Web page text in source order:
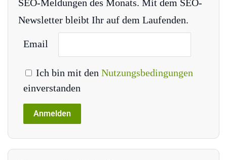
SEO-Meldungen des Monats. Mit dem SEO-
Newsletter bleibt Ihr auf dem Laufenden.
Email
Ich bin mit den Nutzungsbedingungen
einverstanden